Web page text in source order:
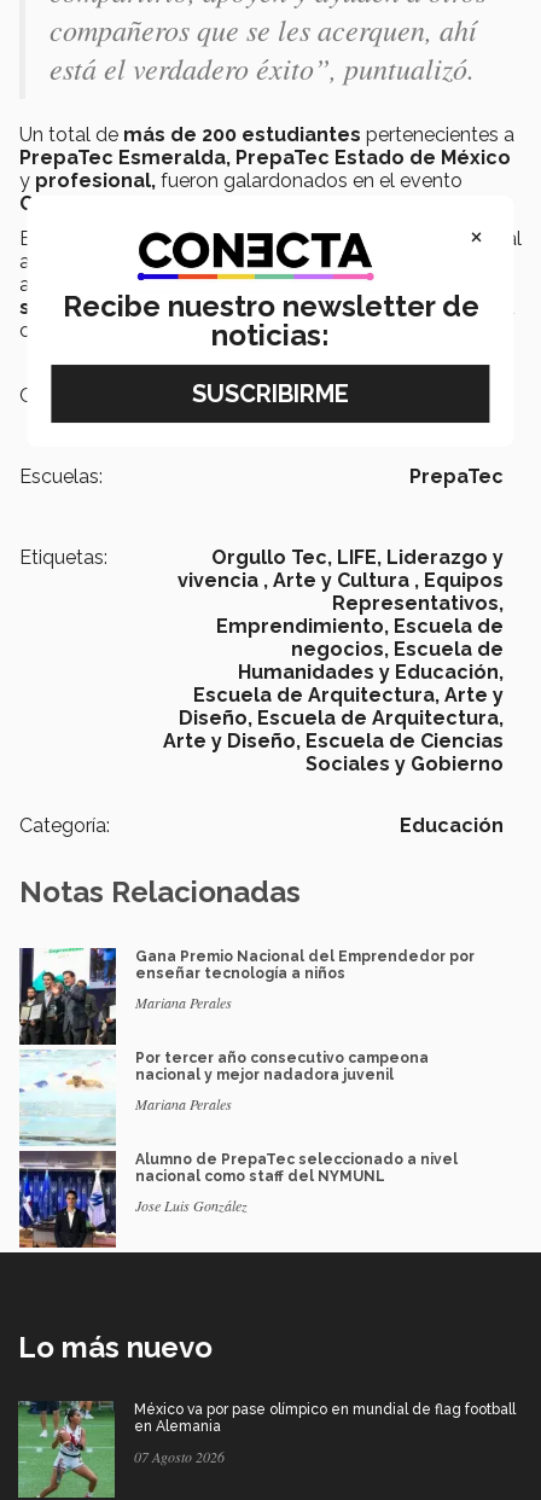
compañeros que se les acerquen, ahí
está el verdadero éxito”, puntualizó.
Un total de más de 200 estudiantes pertenecientes a
PrepaTec Esmeralda, PrepaTec Estado de México
y profesional, fueron galardonados en el evento
OrgulloTEC2018.
Este evento de reconocimiento se realizará dos veces al
año. Entre los requisitos para que un alumno pueda
alcanzar este reconocimiento, está obtener un
sobresaliente ocupando losprimeros lugaresde la
competencia en la que participen.
Campus: Estado de México
Escuelas: PrepaTec
Etiquetas: Orgullo Tec, LIFE, Liderazgo y
vivencia , Arte y Cultura , Equipos
Representativos,
Emprendimiento, Escuela de
negocios, Escuela de
Humanidades y Educación,
Escuela de Arquitectura, Arte y
Diseño, Escuela de Arquitectura,
Arte y Diseño, Escuela de Ciencias
Sociales y Gobierno
Categoría: Educación
Notas Relacionadas
Gana Premio Nacional del Emprendedor por
enseñar tecnología a niños
Mariana Perales
Por tercer año consecutivo campeona
nacional y mejor nadadora juvenil
Mariana Perales
Alumno de PrepaTec seleccionado a nivel
nacional como staff del NYMUNL
Jose Luis González
Lo más nuevo
México va por pase olímpico en mundial de flag football
en Alemania
07 Agosto 2026
×
Recibe nuestro newsletter de
noticias: